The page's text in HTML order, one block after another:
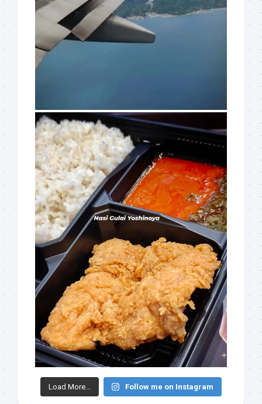
Load More... Follow me on Instagram